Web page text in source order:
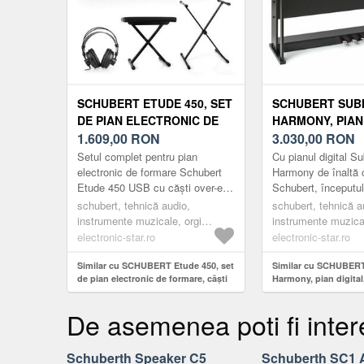
SCHUBERT ETUDE 450, SET
DE PIAN ELECTRONIC DE
FORMARE, CĂȘTI DE
STUDIO, SUPORT PENTRU
PIAN, SCAUN
1.609,00 RON
Setul complet pentru pian
electronic de formare Schubert
Etude 450 USB cu căști over-ear,
suport pentru pian pliabil și scaun
căptușit moale, este ...
schubert, tehnică audio,
instrumente muzicale, orgi
electronice
electronic-star.ro
Similar cu SCHUBERT Etude 450, set
de pian electronic de formare, căști
de studio, suport pentru pian, scaun
SCHUBERT
HARMONY,
88 TASTE,
CIOCAN, 160
MELODII DEMO
3.030,00 RON
Cu pianul digital
Harmony de înaltă
Schubert,
pian va fi mult mai
deoarece
schubert, tehnică
instrumente
digitale
electronic-star.ro
Similar cu
Harmony, pian
mecanism cu
De asemenea poti fi
Schuberth Speaker C5 Schuberth SC1